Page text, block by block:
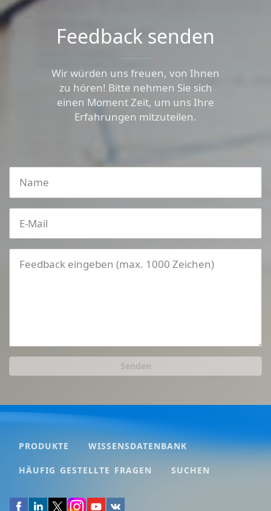
Feedback senden
Wir würden uns freuen, von Ihnen
zu hören! Bitte nehmen Sie sich
einen Moment Zeit, um uns Ihre
Erfahrungen mitzuteilen.
Senden
PRODUKTE WISSENSDATENBANK
HÄUFIG GESTELLTE FRAGEN SUCHEN